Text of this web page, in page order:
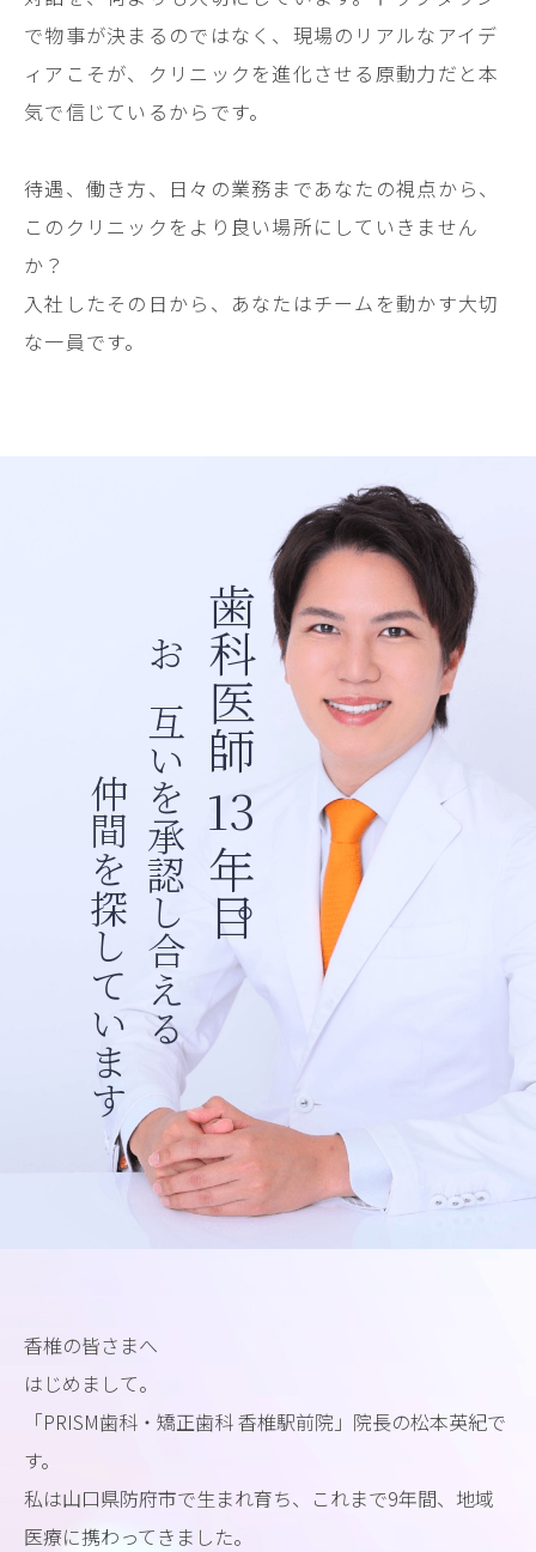
で物事が決まるのではなく、現場のリアルなアイデ
ィアこそが、クリニックを進化させる原動力だと本
気で信じているからです。
待遇、働き方、日々の業務まであなたの視点から、
このクリニックをより良い場所にしていきません
か？
入社したその日から、あなたはチームを動かす大切
な一員です。
歯科医師
13
年目。
お互いを承認し合える
仲間を探しています
香椎の皆さまへ
はじめまして。
「PRISM歯科・矯正歯科 香椎駅前院」院長の松本英紀で
す。
私は山口県防府市で生まれ育ち、これまで9年間、地域
医療に携わってきました。